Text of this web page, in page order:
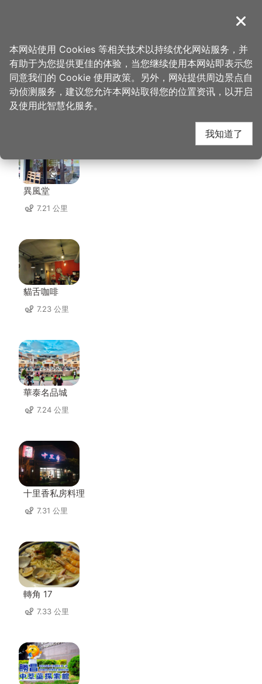
導覽
首页 > 想去的地方 > 住宿 > 宾士旅馆
宾士旅馆 周边店家
異風堂
7.21 公里
貓舌咖啡
7.23 公里
華泰名品城
7.24 公里
十里香私房料理
7.31 公里
轉角 17
7.33 公里
关闭
本网站使用 Cookies 等相关技术以持续优化网站服务，并
有助于为您提供更佳的体验，当您继续使用本网站即表示您
同意我们的 Cookie 使用政策。另外，网站提供周边景点自
动侦测服务，建议您允许本网站取得您的位置资讯，以开启
及使用此智慧化服务。
我知道了